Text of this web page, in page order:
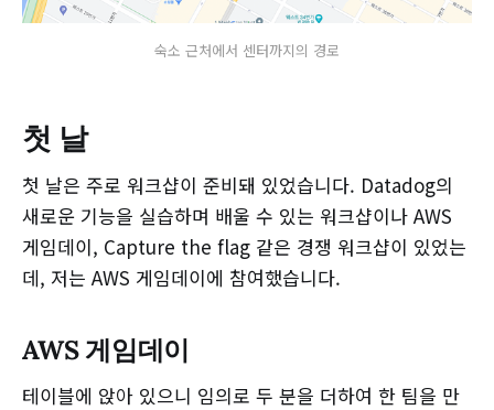
숙소 근처에서 센터까지의 경로
첫 날
첫 날은 주로 워크샵이 준비돼 있었습니다. Datadog의
새로운 기능을 실습하며 배울 수 있는 워크샵이나 AWS
게임데이, Capture the flag 같은 경쟁 워크샵이 있었는
데, 저는 AWS 게임데이에 참여했습니다.
AWS 게임데이
테이블에 앉아 있으니 임의로 두 분을 더하여 한 팀을 만